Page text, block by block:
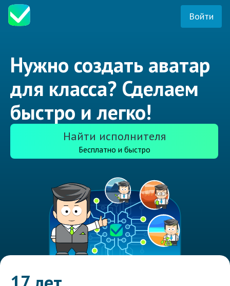
Войти
Нужно создать аватар
для класса? Сделаем
быстро и легко!
Найти исполнителя
Бесплатно и быстро